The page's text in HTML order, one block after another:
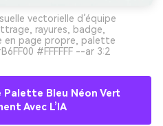
vectorielle d’équipe
rayures, badge,
en page propre, palette
#FFFFFF --ar 3:2
Palette Bleu Néon Vert
Avec L’IA